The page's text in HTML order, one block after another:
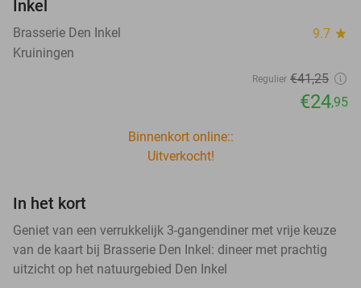
Inkel
Brasserie Den Inkel 9.7 star
Kruiningen
Regulier €41,25
€24,95
Binnenkort online::
Uitverkocht!
In het kort
Geniet van een verrukkelijk 3-gangendiner met vrije keuze
van de kaart bij Brasserie Den Inkel: dineer met prachtig
uitzicht op het natuurgebied Den Inkel